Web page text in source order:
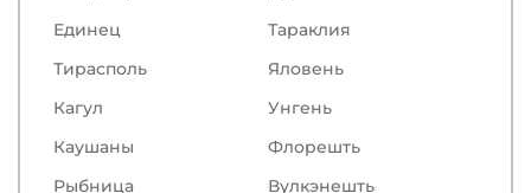
Единец
Тараклия
Тирасполь
Яловень
Кагул
Унгень
Каушаны
Флорешть
Рыбница
Вулкэнешть